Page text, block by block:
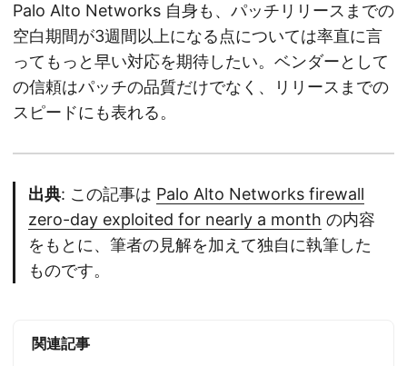
Palo Alto Networks 自身も、パッチリリースまでの
空白期間が3週間以上になる点については率直に言
ってもっと早い対応を期待したい。ベンダーとして
の信頼はパッチの品質だけでなく、リリースまでの
スピードにも表れる。
出典: この記事は Palo Alto Networks firewall
zero-day exploited for nearly a month の内容
をもとに、筆者の見解を加えて独自に執筆した
ものです。
関連記事